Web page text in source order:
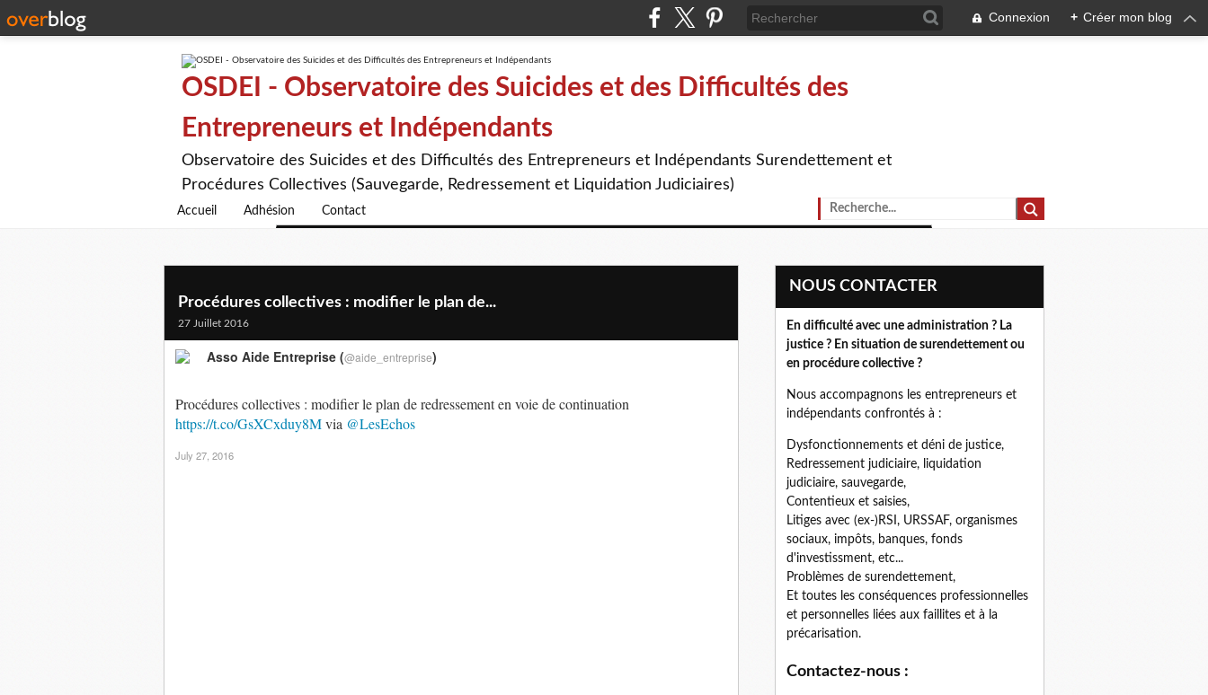
Connexion + Créer mon blog
OSDEI - Observatoire des Suicides et des Difficultés des
Entrepreneurs et Indépendants
Observatoire des Suicides et des Difficultés des Entrepreneurs et Indépendants Surendettement et
Procédures Collectives (Sauvegarde, Redressement et Liquidation Judiciaires)
Accueil Adhésion Contact
Procédures collectives : modifier le plan de...
27 Juillet 2016
Procédures collectives : modifier le plan de redressement en voie de continuation
https://t.co/GsXCxduy8Mvia @LesEchos
Asso Aide Entreprise (@aide_entreprise)
July 27, 2016
NOUS CONTACTER
En difficulté avec une administration ? La
justice ? En situation de surendettement ou
en procédure collective ?
Nous accompagnons les entrepreneurs et
indépendants confrontés à :
Dysfonctionnements et déni de justice,
Redressement judiciaire, liquidation
judiciaire, sauvegarde,
Contentieux et saisies,
Litiges avec (ex-)RSI, URSSAF, organismes
sociaux, impôts, banques, fonds
d'investissment, etc...
Problèmes de surendettement,
Et toutes les conséquences professionnelles
et personnelles liées aux faillites et à la
précarisation.
Contactez-nous :